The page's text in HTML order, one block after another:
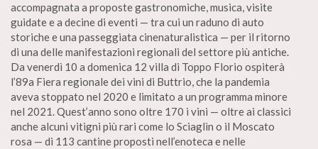
accompagnata a proposte gastronomiche, musica, visite
guidate e a decine di eventi — tra cui un raduno di auto
storiche e una passeggiata cinenaturalistica — per il ritorno
di una delle manifestazioni regionali del settore più antiche.
Da venerdì 10 a domenica 12 villa di Toppo Florio ospiterà
l’89a Fiera regionale dei vini di Buttrio, che la pandemia
aveva stoppato nel 2020 e limitato a un programma minore
nel 2021. Quest’anno sono oltre 170 i vini — oltre ai classici
anche alcuni vitigni più rari come lo Sciaglìn o il Moscato
rosa — di 113 cantine proposti nell’enoteca e nelle